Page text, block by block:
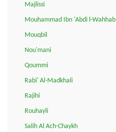
Majlissi
Mouhammad Ibn 'Abdi l-Wahhab
Mouqbil
Nou'mani
Qoummi
Rabi' Al-Madkhali
Rajihi
Rouhayli
Salih Al Ach-Chaykh